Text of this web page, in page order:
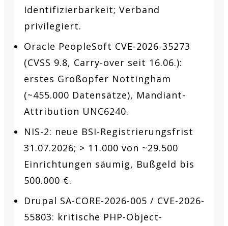
Identifizierbarkeit; Verband
privilegiert.
Oracle PeopleSoft CVE-2026-35273
(CVSS 9.8, Carry-over seit 16.06.):
erstes Großopfer Nottingham
(~455.000 Datensätze), Mandiant-
Attribution UNC6240.
NIS-2: neue BSI-Registrierungsfrist
31.07.2026; > 11.000 von ~29.500
Einrichtungen säumig, Bußgeld bis
500.000 €.
Drupal SA-CORE-2026-005 / CVE-2026-
55803: kritische PHP-Object-